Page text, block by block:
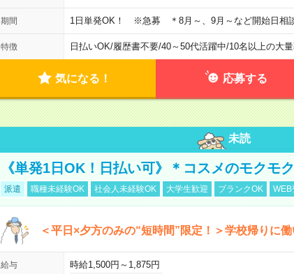
期間 1日単発OK！ ※急募 ＊8月～、9月～など開始日相
特徴 日払いOK/履歴書不要/40～50代活躍中/10名以上の大
気になる！ 応募する
未読
《単発1日OK！日払い可》＊コスメのモクモ
派遣 職種未経験OK 社会人未経験OK 大学生歓迎 ブランクOK WEB
＜平日×夕方のみの“短時間”限定！＞学校帰りに
給与 時給1,500円～1,875円